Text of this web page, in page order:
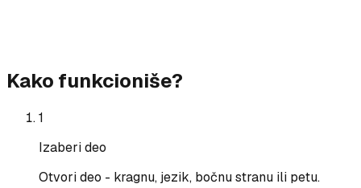
Kako funkcioniše?
1
Izaberi deo
Otvori deo - kragnu, jezik, bočnu stranu ili petu.